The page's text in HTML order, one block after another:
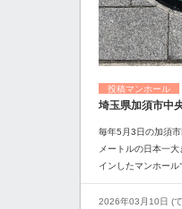
投稿マンホール
埼玉県加須市中
毎年5月3日の加須
メートルの日本一
インしたマンホール
2026年03月10日 (